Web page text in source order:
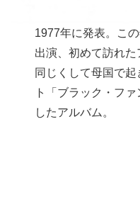
1977年に発表。こ
出演、初めて訪れ
同じくして母国で
ト「ブラック・フ
したアルバム。